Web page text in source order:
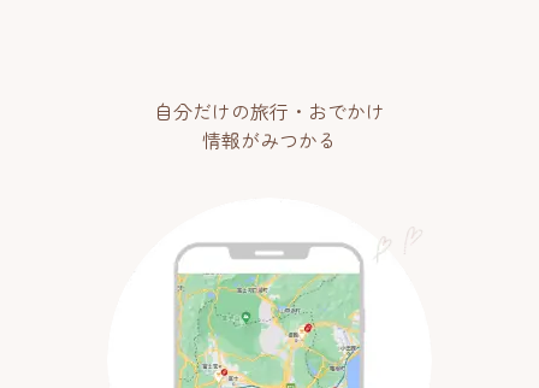
自分だけの旅行・おでかけ
情報がみつかる